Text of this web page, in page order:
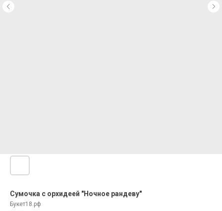
Сумочка с орхидеей "Ночное рандеву"
Букет18.рф